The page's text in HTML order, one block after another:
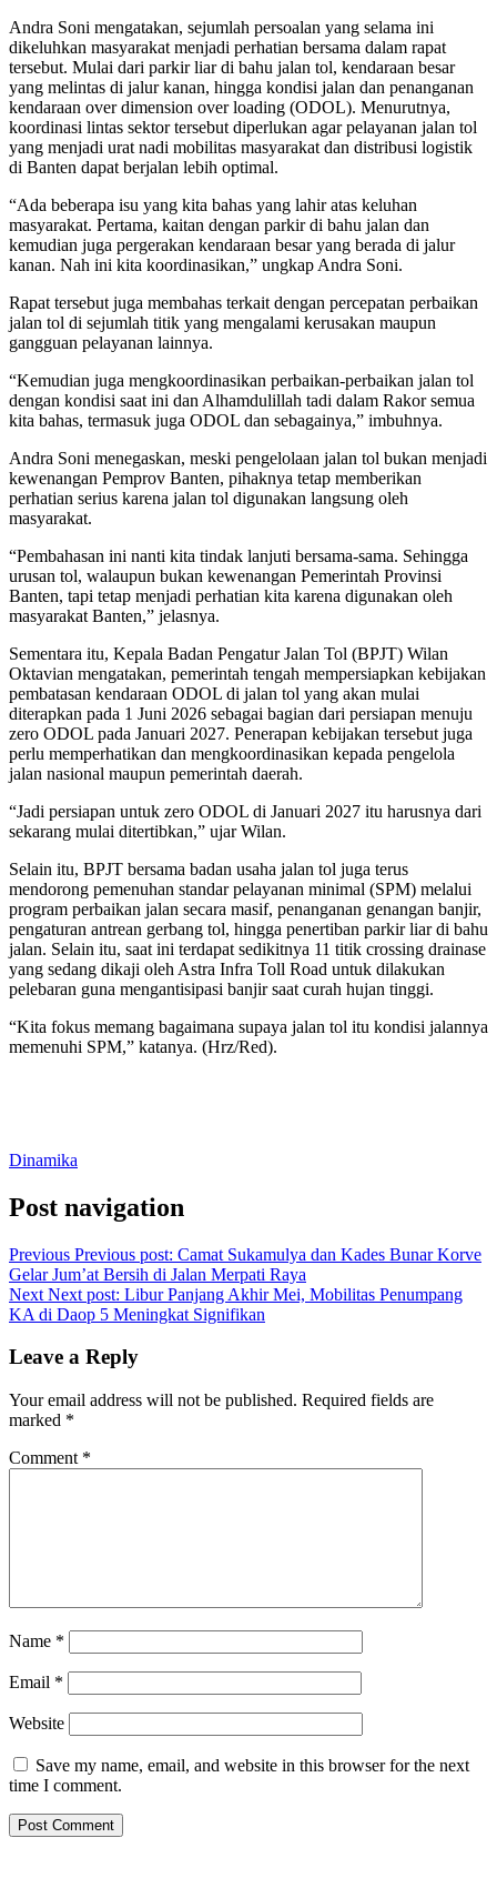
Andra Soni mengatakan, sejumlah persoalan yang selama ini
dikeluhkan masyarakat menjadi perhatian bersama dalam rapat
tersebut. Mulai dari parkir liar di bahu jalan tol, kendaraan besar
yang melintas di jalur kanan, hingga kondisi jalan dan penanganan
kendaraan over dimension over loading (ODOL). Menurutnya,
koordinasi lintas sektor tersebut diperlukan agar pelayanan jalan tol
yang menjadi urat nadi mobilitas masyarakat dan distribusi logistik
di Banten dapat berjalan lebih optimal.
“Ada beberapa isu yang kita bahas yang lahir atas keluhan
masyarakat. Pertama, kaitan dengan parkir di bahu jalan dan
kemudian juga pergerakan kendaraan besar yang berada di jalur
kanan. Nah ini kita koordinasikan,” ungkap Andra Soni.
Rapat tersebut juga membahas terkait dengan percepatan perbaikan
jalan tol di sejumlah titik yang mengalami kerusakan maupun
gangguan pelayanan lainnya.
“Kemudian juga mengkoordinasikan perbaikan-perbaikan jalan tol
dengan kondisi saat ini dan Alhamdulillah tadi dalam Rakor semua
kita bahas, termasuk juga ODOL dan sebagainya,” imbuhnya.
Andra Soni menegaskan, meski pengelolaan jalan tol bukan menjadi
kewenangan Pemprov Banten, pihaknya tetap memberikan
perhatian serius karena jalan tol digunakan langsung oleh
masyarakat.
“Pembahasan ini nanti kita tindak lanjuti bersama-sama. Sehingga
urusan tol, walaupun bukan kewenangan Pemerintah Provinsi
Banten, tapi tetap menjadi perhatian kita karena digunakan oleh
masyarakat Banten,” jelasnya.
Sementara itu, Kepala Badan Pengatur Jalan Tol (BPJT) Wilan
Oktavian mengatakan, pemerintah tengah mempersiapkan kebijakan
pembatasan kendaraan ODOL di jalan tol yang akan mulai
diterapkan pada 1 Juni 2026 sebagai bagian dari persiapan menuju
zero ODOL pada Januari 2027. Penerapan kebijakan tersebut juga
perlu memperhatikan dan mengkoordinasikan kepada pengelola
jalan nasional maupun pemerintah daerah.
“Jadi persiapan untuk zero ODOL di Januari 2027 itu harusnya dari
sekarang mulai ditertibkan,” ujar Wilan.
Selain itu, BPJT bersama badan usaha jalan tol juga terus
mendorong pemenuhan standar pelayanan minimal (SPM) melalui
program perbaikan jalan secara masif, penanganan genangan banjir,
pengaturan antrean gerbang tol, hingga penertiban parkir liar di bahu
jalan. Selain itu, saat ini terdapat sedikitnya 11 titik crossing drainase
yang sedang dikaji oleh Astra Infra Toll Road untuk dilakukan
pelebaran guna mengantisipasi banjir saat curah hujan tinggi.
“Kita fokus memang bagaimana supaya jalan tol itu kondisi jalannya
memenuhi SPM,” katanya. (Hrz/Red).
Dinamika
Post navigation
Previous Previous post: Camat Sukamulya dan Kades Bunar Korve
Gelar Jum’at Bersih di Jalan Merpati Raya
Next Next post: Libur Panjang Akhir Mei, Mobilitas Penumpang
KA di Daop 5 Meningkat Signifikan
Leave a Reply
Your email address will not be published. Required fields are
marked *
Comment *
Name *
Email *
Website
Save my name, email, and website in this browser for the next
time I comment.